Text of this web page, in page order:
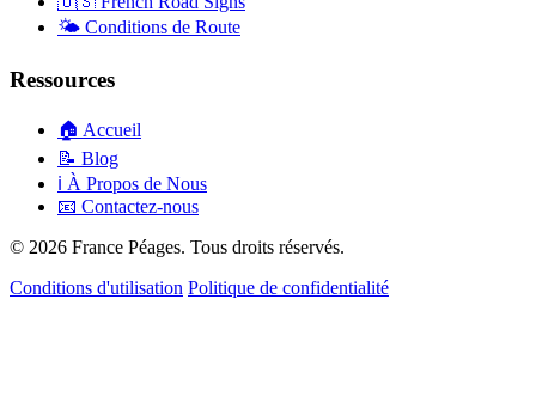
🌤️ Conditions de Route
Ressources
🏠 Accueil
📝 Blog
ℹ️ À Propos de Nous
📧 Contactez-nous
© 2026 France Péages. Tous droits réservés.
Conditions d'utilisation Politique de confidentialité